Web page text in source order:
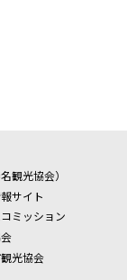
観光協会）
サイト
ミッション
光協会